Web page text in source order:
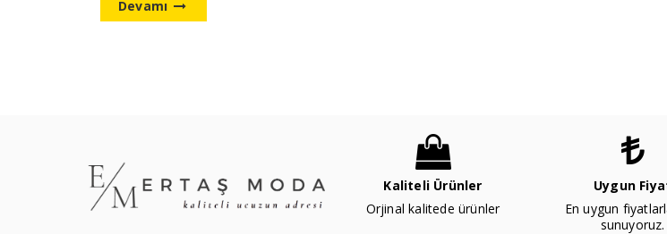
Devamı
Kaliteli Ürünler
Orjinal kalitede ürünler
Uygun
En uygun
sunuyoruz.